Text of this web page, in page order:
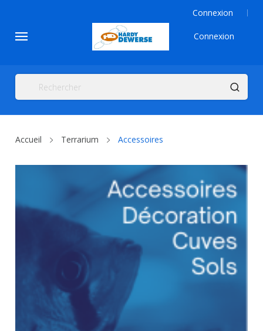
Connexion
Connexion
Accueil Terrarium Accessoires